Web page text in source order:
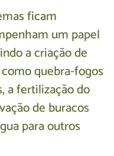
ficam
um papel
a criação de
quebra-fogos
a fertilização do
de buracos
para outros